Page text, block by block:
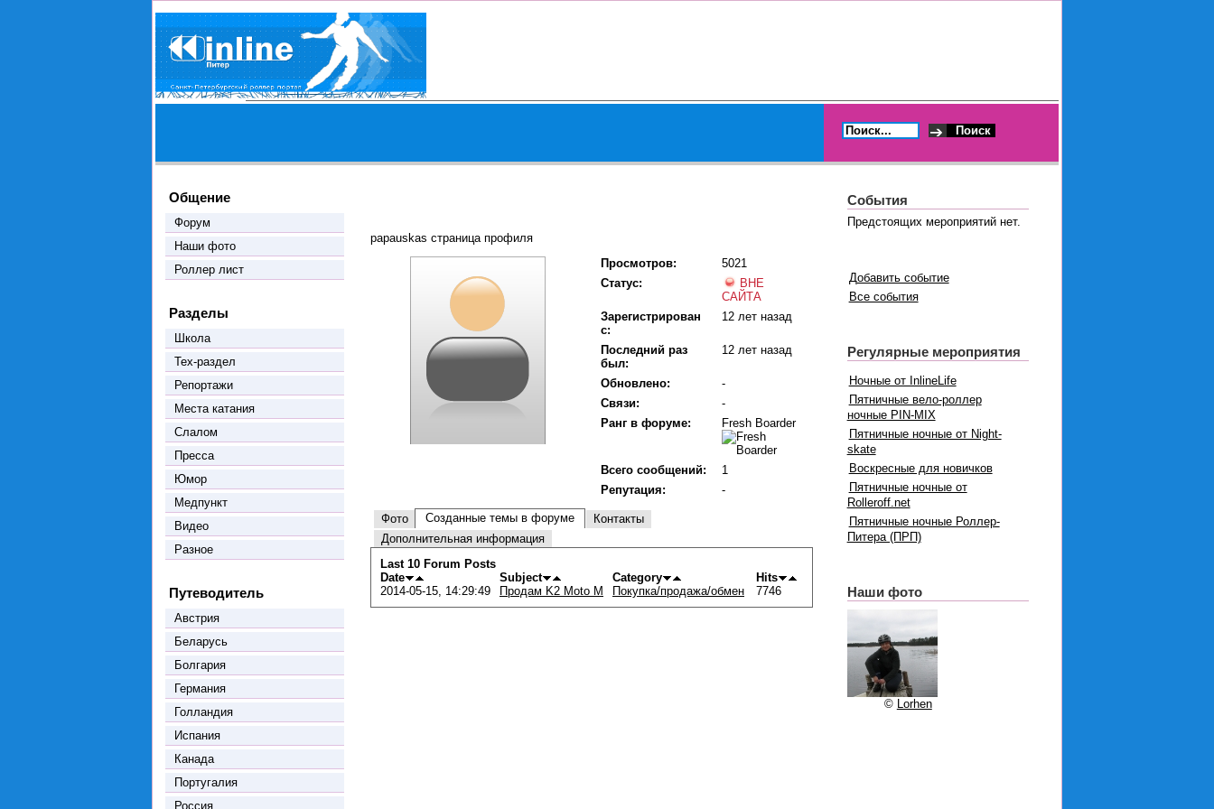
Общение
Форум
Наши фото
Роллер лист
Разделы
Школа
Тех-раздел
Репортажи
Места катания
Слалом
Пресса
Юмор
Медпункт
Видео
Разное
Путеводитель
Австрия
Беларусь
Болгария
Германия
Голландия
Испания
Канада
Португалия
Россия
papauskas страница профиля
Просмотров:
5021
Статус:
ВНЕ
САЙТА
Зарегистрирован
с:
12 лет назад
Последний раз
был:
12 лет назад
Обновлено:
-
Связи:
-
Ранг в форуме:
Fresh Boarder
Всего сообщений:
1
Репутация:
-
Фото Созданные темы в форуме
Контакты
Дополнительная информация
Last 10 Forum Posts
Date
Subject Category
Hits
2014-05-15, 14:29:49
Продам K2 Moto M Покупка/продажа/обмен 7746
События
Предстоящих мероприятий нет.
Добавить событие
Все события
Регулярные мероприятия
Ночные от InlineLife
Пятничные вело-роллер
ночные PIN-MIX
Пятничные ночные от Night-
skate
Воскресные для новичков
Пятничные ночные от
Rolleroff.net
Пятничные ночные Роллер-
Питера (ПРП)
Наши фото
© Lorhen